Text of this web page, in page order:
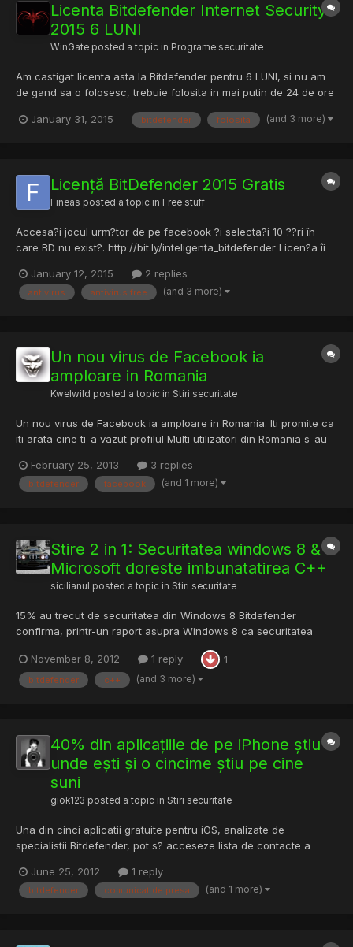
Licenta Bitdefender Internet Security
2015 6 LUNI
WinGate posted a topic in Programe securitate
Am castigat licenta asta la Bitdefender pentru 6 LUNI, si nu am
de gand sa o folosesc, trebuie folosita in mai putin de 24 de ore
January 31, 2015
bitdefender folosita (and 3 more)
Licență BitDefender 2015 Gratis
Fineas posted a topic in Free stuff
Accesa?i jocul urm?tor de pe facebook ?i selecta?i 10 ??ri în
care BD nu exist?. http://bit.ly/inteligenta_bitdefender Licen?a îi
January 12, 2015
2 replies
antivirus antivirus free (and 3 more)
Un nou virus de Facebook ia
amploare in Romania
Kwelwild posted a topic in Stiri securitate
Un nou virus de Facebook ia amploare in Romania. Iti promite ca
iti arata cine ti-a vazut profilul Multi utilizatori din Romania s-au
Facebook ii indeamna pe romani sa dea click pe un link ca sa
vada cine le-a vizualizat profilul. Din pacate, to...
February 25, 2013 3 replies
bitdefender facebook (and 1 more)
Stire 2 in 1: Securitatea windows 8 &
Microsoft doreste imbunatatirea C++
sicilianul posted a topic in Stiri securitate
15% au trecut de securitatea din Windows 8 Bitdefender
confirma, printr-un raport asupra Windows 8 ca securitatea
Defender activat. Compania a desfasurat o serie de teste
comparative in care a rulat virusi pe noul sistem de operare de
November 8, 2012 1 reply 1
bitdefender c++ (and 3 more)
40% din aplicațiile de pe iPhone știu
unde ești și o cincime știu pe cine
suni
giok123 posted a topic in Stiri securitate
Una din cinci aplicatii gratuite pentru iOS, analizate de
specialistii Bitdefender, pot s? acceseze lista de contacte a
de echipa de cercetare a liderului pie?ei locale de solu?ii
antivirus. Procentul este cu atât mai alarmant cu câ...
June 25, 2012 1 reply
bitdefender comunicat de presa (and 1 more)